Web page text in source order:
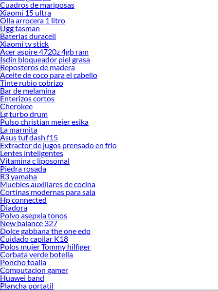
Cuadros de mariposas
Xiaomi 15 ultra
Olla arrocera 1 litro
Ugg tasman
Baterias duracell
Xiaomi tv stick
Acer aspire 4720z 4gb ram
Isdin bloqueador piel grasa
Reposteros de madera
Aceite de coco para el cabello
Tinte rubio cobrizo
Bar de melamina
Enterizos cortos
Cherokee
Lg turbo drum
Pulso christian meier esika
La marmita
Asus tuf dash f15
Extractor de jugos prensado en frio
Lentes inteligentes
Vitamina c liposomal
Piedra rosada
R3 yamaha
Muebles auxiliares de cocina
Cortinas modernas para sala
Hp connected
Diadora
Polvo asepxia tonos
New balance 327
Dolce gabbana the one edp
Cuidado capilar K18
Polos mujer Tommy hilfiger
Corbata verde botella
Poncho toalla
Computacion gamer
Huawei band
Plancha portatil